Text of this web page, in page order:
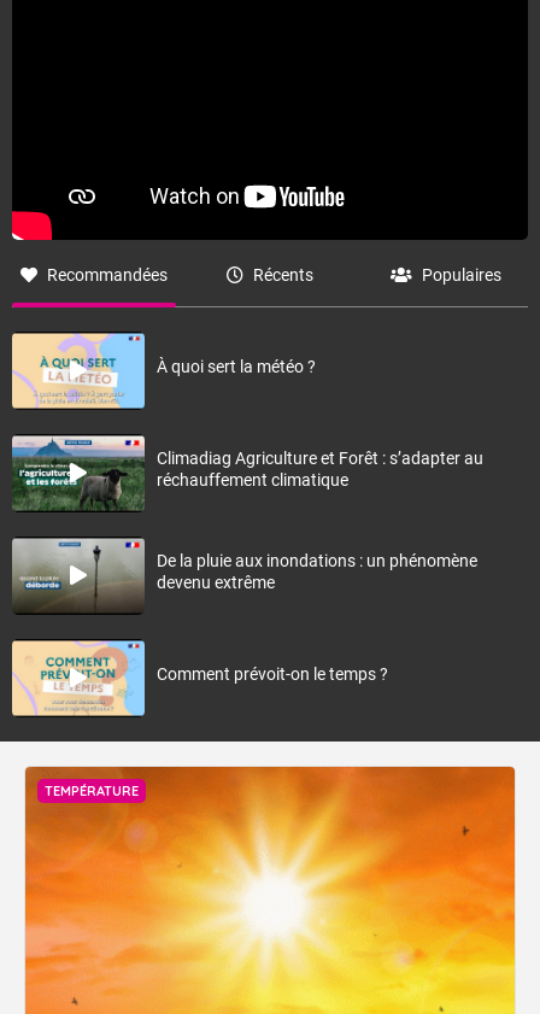
Recommandées Récents Populaires
À quoi sert la météo ?
Climadiag Agriculture et Forêt : s’adapter au
réchauffement climatique
De la pluie aux inondations : un phénomène
devenu extrême
Comment prévoit-on le temps ?
TEMPÉRATURE